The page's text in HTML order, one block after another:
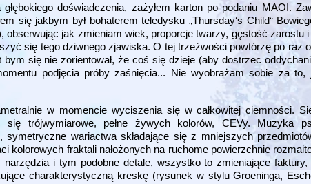
doświadczenia, zażyłem karton po podaniu MAOI.
się jakbym był bohaterem teledysku „Thursday‘s Child“
obserwując jak zmieniam wiek, proporcje twarzy, gęstość
się tego dziwnego zjawiska. O tej trzeźwości powtórzę po raz
się nie zorientował, że coś się dzieje (aby dostrzec
podjęcia próby zaśnięcia... Nie wyobrażam sobie za to,
w momencie wyciszenia się w całkowitej ciemności.
się trójwymiarowe, pełne żywych kolorów, CEVy. Muzyka
symetryczne wariactwa składające się z mniejszych
kolorowych fraktali nałożonych na ruchome powierzchnie
i tym podobne detale, wszystko to zmieniające faktury,
charakterystyczną kreskę (rysunek w stylu Groeninga,